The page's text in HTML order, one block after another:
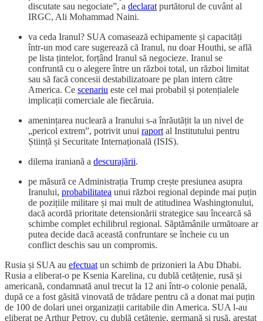
discutate sau negociate”, a declarat purtătorul de cuvânt al
IRGC, Ali Mohammad Naini.
va ceda Iranul? SUA comasează echipamente și capacități
într-un mod care sugerează că Iranul, nu doar Houthi, se află
pe lista țintelor, forțând Iranul să negocieze. Iranul se
confruntă cu o alegere între un război total, un război limitat
sau să facă concesii destabilizatoare pe plan intern către
America. Ce scenariu este cel mai probabil și potențialele
implicații comerciale ale fiecăruia.
amenințarea nucleară a Iranului s-a înrăutățit la un nivel de
„pericol extrem”, potrivit unui raport al Institutului pentru
Știință și Securitate Internațională (ISIS).
dilema iraniană a descurajării.
pe măsură ce Administrația Trump crește presiunea asupra
Iranului, probabilitatea unui război regional depinde mai puțin
de pozițiile militare și mai mult de atitudinea Washingtonului,
dacă acordă prioritate detensionării strategice sau încearcă să
schimbe complet echilibrul regional. Săptămânile următoare ar
putea decide dacă această confruntare se încheie cu un
conflict deschis sau un compromis.
Rusia și SUA au efectuat un schimb de prizonieri la Abu Dhabi.
Rusia a eliberat-o pe Ksenia Karelina, cu dublă cetățenie, rusă și
americană, condamnată anul trecut la 12 ani într-o colonie penală,
după ce a fost găsită vinovată de trădare pentru că a donat mai puțin
de 100 de dolari unei organizații caritabile din America. SUA l-au
eliberat pe Arthur Petrov, cu dublă cetățenie, germană și rusă, arestat